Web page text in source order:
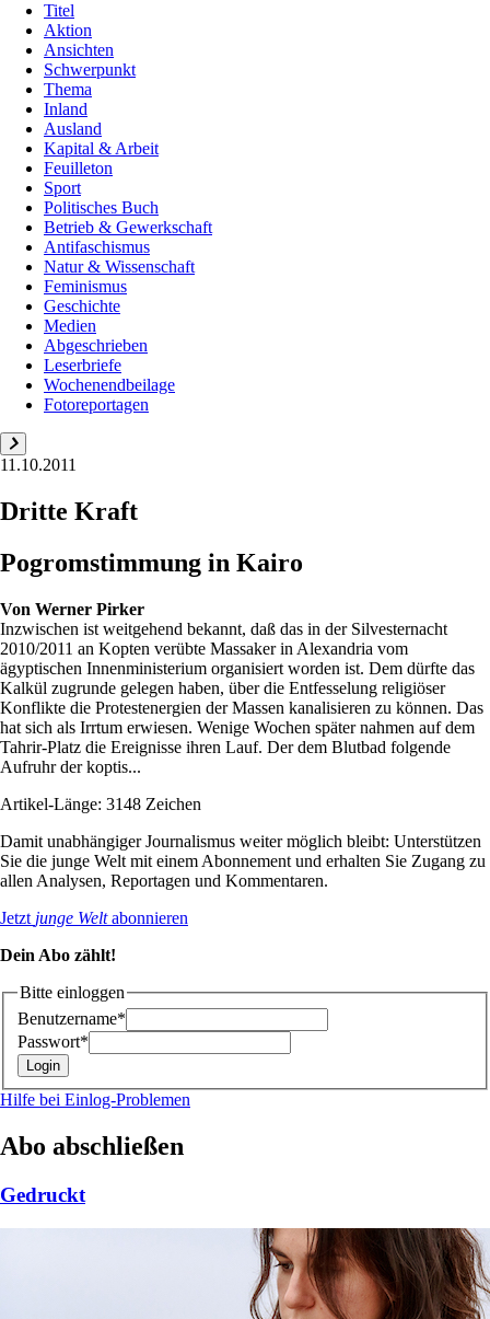
Titel
Aktion
Ansichten
Schwerpunkt
Thema
Inland
Ausland
Kapital & Arbeit
Feuilleton
Sport
Politisches Buch
Betrieb & Gewerkschaft
Antifaschismus
Natur & Wissenschaft
Feminismus
Geschichte
Medien
Abgeschrieben
Leserbriefe
Wochenendbeilage
Fotoreportagen
11.10.2011
Dritte Kraft
Pogromstimmung in Kairo
Von Werner Pirker
Inzwischen ist weitgehend bekannt, daß das in der Silvesternacht
2010/2011 an Kopten verübte Massaker in Alexandria vom
ägyptischen Innenministerium organisiert worden ist. Dem dürfte das
Kalkül zugrunde gelegen haben, über die Entfesselung religiöser
Konflikte die Protestenergien der Massen kanalisieren zu können. Das
hat sich als Irrtum erwiesen. Wenige Wochen später nahmen auf dem
Tahrir-Platz die Ereignisse ihren Lauf. Der dem Blutbad folgende
Aufruhr der koptis...
Artikel-Länge: 3148 Zeichen
Damit unabhängiger Journalismus weiter möglich bleibt: Unterstützen
Sie die junge Welt mit einem Abonnement und erhalten Sie Zugang zu
allen Analysen, Reportagen und Kommentaren.
Jetzt junge Weltabonnieren
Dein Abo zählt!
Bitte einloggen
Benutzername*
Passwort*
Hilfe bei Einlog-Problemen
Abo abschließen
Gedruckt